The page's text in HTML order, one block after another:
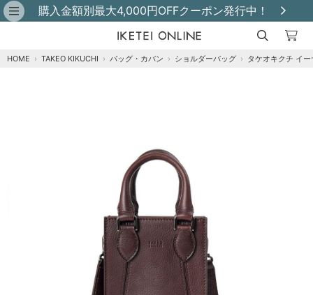
購入金額別最大4,000円OFFクーポン発行中！
HOME › TAKEO KIKUCHI › バッグ・カバン › ショルダーバッグ › タケオキクチ イ
カートに追加